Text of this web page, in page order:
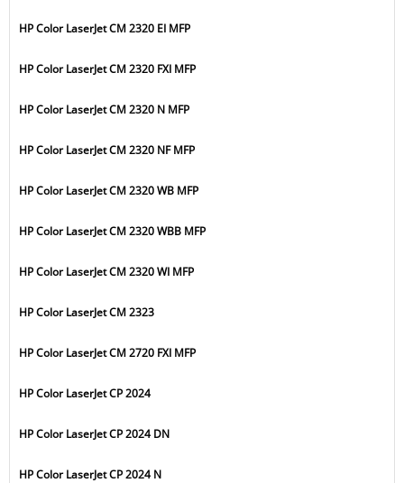
HP Color LaserJet CM 2320 EI MFP
HP Color LaserJet CM 2320 FXI MFP
HP Color LaserJet CM 2320 N MFP
HP Color LaserJet CM 2320 NF MFP
HP Color LaserJet CM 2320 WB MFP
HP Color LaserJet CM 2320 WBB MFP
HP Color LaserJet CM 2320 WI MFP
HP Color LaserJet CM 2323
HP Color LaserJet CM 2720 FXI MFP
HP Color LaserJet CP 2024
HP Color LaserJet CP 2024 DN
HP Color LaserJet CP 2024 N